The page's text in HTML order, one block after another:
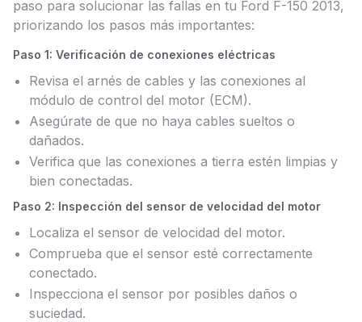
paso para solucionar las fallas en tu Ford F-150 2013,
priorizando los pasos más importantes:
Paso 1: Verificación de conexiones eléctricas
Revisa el arnés de cables y las conexiones al
módulo de control del motor (ECM).
Asegúrate de que no haya cables sueltos o
dañados.
Verifica que las conexiones a tierra estén limpias y
bien conectadas.
Paso 2: Inspección del sensor de velocidad del motor
Localiza el sensor de velocidad del motor.
Comprueba que el sensor esté correctamente
conectado.
Inspecciona el sensor por posibles daños o
suciedad.